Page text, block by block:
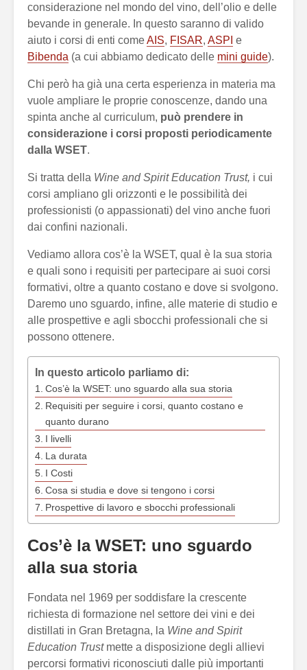
considerazione nel mondo del vino, dell’olio e delle
bevande in generale. In questo saranno di valido
aiuto i corsi di enti comeAIS, FISAR, ASPI e
Bibenda (a cui abbiamo dedicato delle mini guide).
Chi però ha già una certa esperienza in materia ma
vuole ampliare le proprie conoscenze, dando una
spinta anche al curriculum, può prendere in
considerazione i corsi proposti periodicamente
dalla WSET.
Si tratta della Wine and Spirit Education Trust, i cui
corsi ampliano gli orizzonti e le possibilità dei
professionisti (o appassionati) del vino anche fuori
dai confini nazionali.
Vediamo allora cos’è la WSET, qual è la sua storia
e quali sono i requisiti per partecipare ai suoi corsi
formativi, oltre a quanto costano e dove si svolgono.
Daremo uno sguardo, infine, alle materie di studio e
alle prospettive e agli sbocchi professionali che si
possono ottenere.
In questo articolo parliamo di:
Cos’è la WSET: uno sguardo alla sua storia
Requisiti per seguire i corsi, quanto costano e
quanto durano
I livelli
La durata
I Costi
Cosa si studia e dove si tengono i corsi
Prospettive di lavoro e sbocchi professionali
Cos’è la WSET: uno sguardo
alla sua storia
Fondata nel 1969 per soddisfare la crescente
richiesta di formazione nel settore dei vini e dei
distillati in Gran Bretagna, la Wine and Spirit
Education Trustmette a disposizione degli allievi
percorsi formativi riconosciuti dalle più importanti